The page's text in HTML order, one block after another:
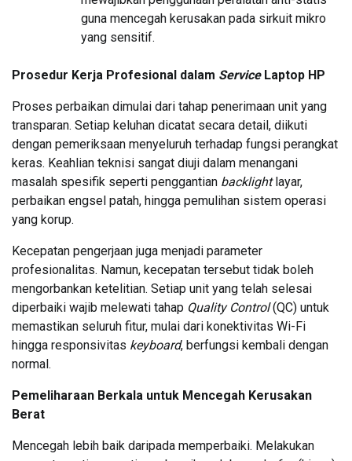
guna mencegah kerusakan pada sirkuit mikro
yang sensitif.
Prosedur Kerja Profesional dalam ServiceLaptop HP
Proses perbaikan dimulai dari tahap penerimaan unit yang
transparan. Setiap keluhan dicatat secara detail, diikuti
dengan pemeriksaan menyeluruh terhadap fungsi perangkat
keras. Keahlian teknisi sangat diuji dalam menangani
masalah spesifik seperti penggantian backlightlayar,
perbaikan engsel patah, hingga pemulihan sistem operasi
yang korup.
Kecepatan pengerjaan juga menjadi parameter
profesionalitas. Namun, kecepatan tersebut tidak boleh
mengorbankan ketelitian. Setiap unit yang telah selesai
diperbaiki wajib melewati tahap Quality Control(QC) untuk
memastikan seluruh fitur, mulai dari konektivitas Wi-Fi
hingga responsivitas keyboard, berfungsi kembali dengan
normal.
Pemeliharaan Berkala untuk Mencegah Kerusakan
Berat
Mencegah lebih baik daripada memperbaiki. Melakukan